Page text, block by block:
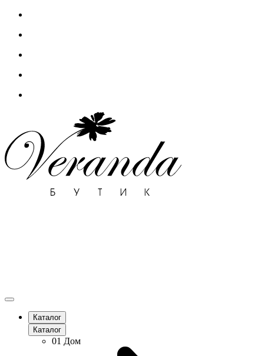
Каталог
Каталог
01 Дом